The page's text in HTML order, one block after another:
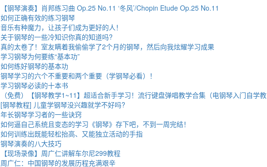
【钢琴演奏】肖邦练习曲 Op.25 No.11 ‘冬风’/Chopin Etude Op.25 No.11
如何正确有效的练习钢琴
音乐有种魔力，让孩子们成为更好的人！
关于钢琴的一些冷知识你真的知道吗?
真的太卷了！室友瞒着我偷偷学了2个月的钢琴，然后向我炫耀学习成果
学习钢琴为何要练“基本功”
如何练好钢琴的基本功
钢琴学习的六个不重要和两个重要（学钢琴必看）！
学习钢琴必读的十本书
（免费）【钢琴教学1~11】超适合新手学习！流行键盘弹唱教学合集（电钢琴入门自学教
[钢琴教程] 儿童学钢琴没兴趣就学不好吗?
年长钢琴学习者的一些诀窍
如何逼自己系统且变态的学习《钢琴》存下吧，不到一周完结！
如何训练出既能轻松抬高、又能独立活动的手指
钢琴演奏的八大技巧
【现场录像】周广仁讲解车尔尼299教程
周广仁：中国钢琴的发展历程充满艰辛